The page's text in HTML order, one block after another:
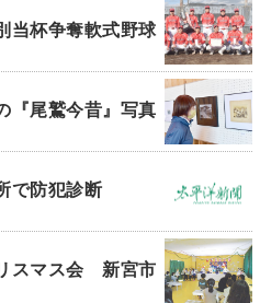
杯争奪軟式野球
尾鷲今昔』写真
で防犯診断
スマス会 新宮市